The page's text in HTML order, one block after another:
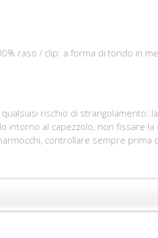
raso / clip: a forma di tondo in
rischio di strangolamento:
al capezzolo, non fissare
controllare sempre prima